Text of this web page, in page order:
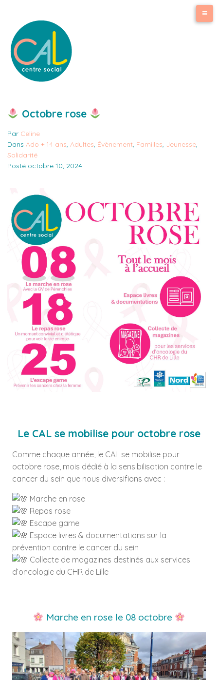
Octobre rose
Par Celine
Dans Ado + 14 ans, Adultes, Évènement, Familles, Jeunesse,
Solidarité
Posté octobre 10, 2024
Le CAL se mobilise pour octobre rose
Comme chaque année, le CAL se mobilise pour
octobre rose, mois dédié à la sensibilisation contre le
cancer du sein que nous diversifions avec :
Marche en rose
Repas rose
Escape game
Espace livres & documentations sur la
prévention contre le cancer du sein
Collecte de magazines destinés aux services
d’oncologie du CHR de Lille
Marche en rose le 08 octobre